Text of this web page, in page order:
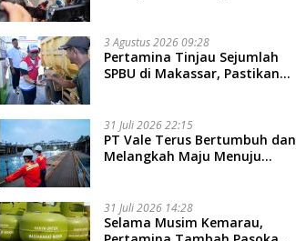
3 Agustus 2026 09:28
Pertamina Tinjau Sejumlah
SPBU di Makassar, Pastikan
31 Juli 2026 22:15
PT Vale Terus Bertumbuh dan
Melangkah Maju Menuju
31 Juli 2026 14:28
Selama Musim Kemarau,